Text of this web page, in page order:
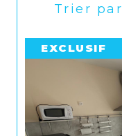
Trier par
EXCLUSIF